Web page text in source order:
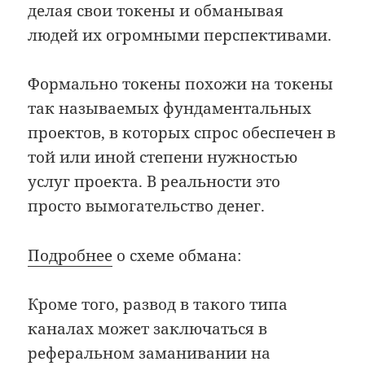
делая свои токены и обманывая
людей их огромными перспективами.
Формально токены похожи на токены
так называемых фундаментальных
проектов, в которых спрос обеспечен в
той или иной степени нужностью
услуг проекта. В реальности это
просто вымогательство денег.
Подробнее о схеме обмана:
Кроме того, развод в такого типа
каналах может заключаться в
реферальном заманивании на